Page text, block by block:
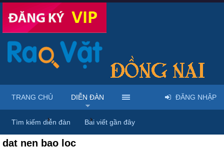
Trang chủ Diễn đàn Tags
dat nen bao loc
TRANG CHỦ DIỄN ĐÀN
Tìm kiếm diễn đàn Bài viết gần đây
ĐĂNG NHẬP